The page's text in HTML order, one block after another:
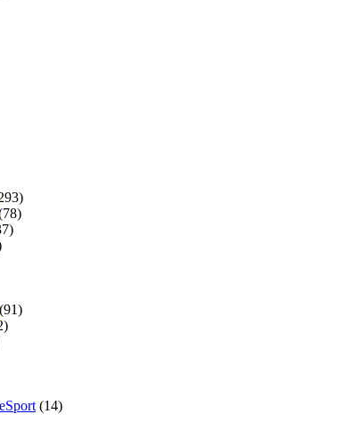
(91)
(14)